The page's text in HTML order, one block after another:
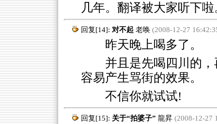
几年。翻译被大家听下啦
回复[14]: 对不起 老唤(2008-12-27
昨天晚上喝多了。
并且是先喝四川的
容易产生骂街的效果。
不信你就试试!
回复[15]: 关于“拍婆子” 龍昇(2008-12-27